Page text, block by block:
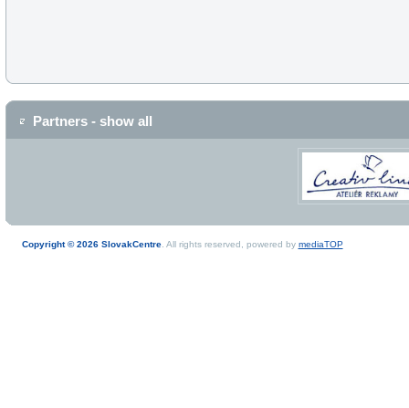
Partners - show all
Copyright © 2026 SlovakCentre. All rights reserved, powered by mediaTOP